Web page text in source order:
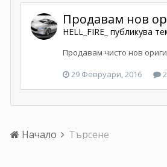
Продавам нов
HELL_FIRE_ публикува
Продавам чисто нов
29 Февруари, 2016
Начало Търсене